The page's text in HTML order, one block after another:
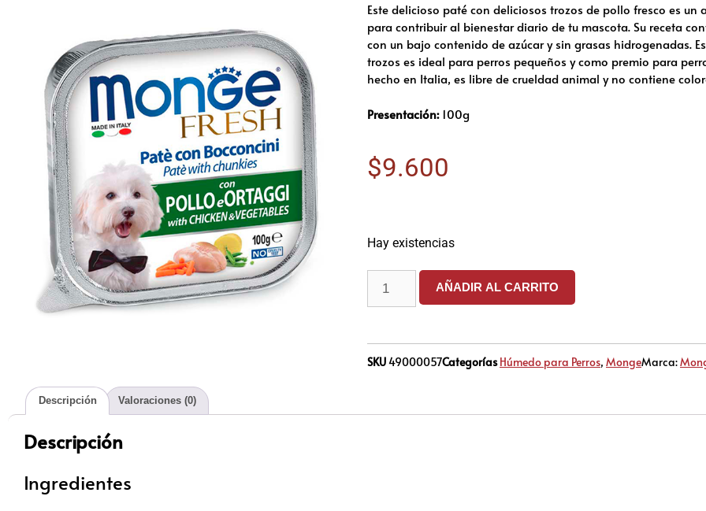
Este delicioso paté con deliciosos trozos de pollo fresco es
para contribuir al bienestar diario de tu mascota. Su receta
con un bajo contenido de azúcar y sin grasas hidrogenadas.
trozos es ideal para perros pequeños y como premio para
hecho en Italia, es libre de crueldad animal y no contiene
Presentación:100g
$9.600
Hay existencias
AÑADIR AL CARRITO
SKU49000057Categorías Húmedo para Perros, MongeMarca:
Descripción Valoraciones (0)
Descripción
Ingredientes